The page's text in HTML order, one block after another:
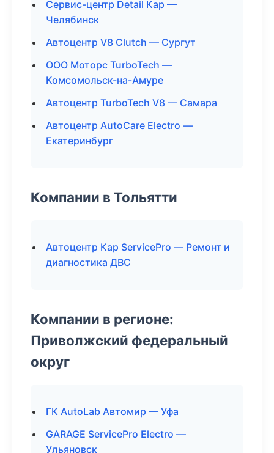
Сервис-центр Detail Кар —
Челябинск
Автоцентр V8 Clutch — Сургут
ООО Моторс TurboTech —
Комсомольск-на-Амуре
Автоцентр TurboTech V8 — Самара
Автоцентр AutoCare Electro —
Екатеринбург
Компании в Тольятти
Автоцентр Кар ServicePro — Ремонт и
диагностика ДВС
Компании в регионе:
Приволжский федеральный
округ
ГК AutoLab Автомир — Уфа
GARAGE ServicePro Electro —
Ульяновск